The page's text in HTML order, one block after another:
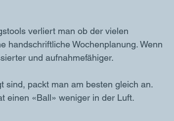
verliert man ob der vielen
handschriftliche Wochenplanung. Wenn
und aufnahmefähiger.
sind, packt man am besten gleich an.
einen «Ball» weniger in der Luft.